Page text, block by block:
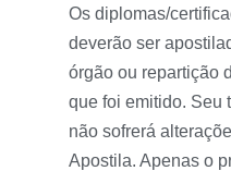
Os diplomas/
deverão ser
órgão ou repartição
que foi emitido. Seu
não sofrerá
Apostila. Apenas o